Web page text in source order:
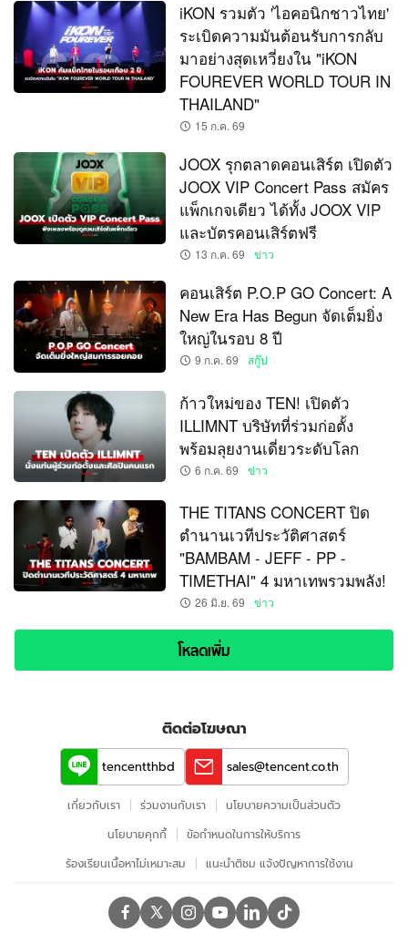
iKON รวมตัว 'ไอคอนิกชาวไทย'
ระเบิดความมันต้อนรับการกลับ
มาอย่างสุดเหวี่ยงใน "iKON
FOUREVER WORLD TOUR IN
THAILAND"
15 ก.ค. 69
JOOX รุกตลาดคอนเสิร์ต เปิดตัว
JOOX VIP Concert Pass สมัคร
แพ็กเกจเดียว ได้ทั้ง JOOX VIP
และบัตรคอนเสิร์ตฟรี
13 ก.ค. 69 ข่าว
คอนเสิร์ต P.O.P GO Concert: A
New Era Has Begun จัดเต็มยิ่ง
ใหญ่ในรอบ 8 ปี
9 ก.ค. 69 สกู๊ป
ก้าวใหม่ของ TEN! เปิดตัว
ILLIMNT บริษัทที่ร่วมก่อตั้ง
พร้อมลุยงานเดี่ยวระดับโลก
6 ก.ค. 69 ข่าว
THE TITANS CONCERT ปิด
ตำนานเวทีประวัติศาสตร์
"BAMBAM - JEFF - PP -
TIMETHAI" 4 มหาเทพรวมพลัง!
26 มิ.ย. 69 ข่าว
โหลดเพิ่ม
ติดต่อโฆษณา
tencentthbd sales@tencent.co.th
เกี่ยวกับเรา ร่วมงานกับเรา
นโยบายความเป็นส่วนตัว
นโยบายคุกกี้
ข้อกําหนดในการให้บริการ
ร้องเรียนเนื้อหาไม่เหมาะสม
แนะนำติชม แจ้งปัญหาการใช้งาน